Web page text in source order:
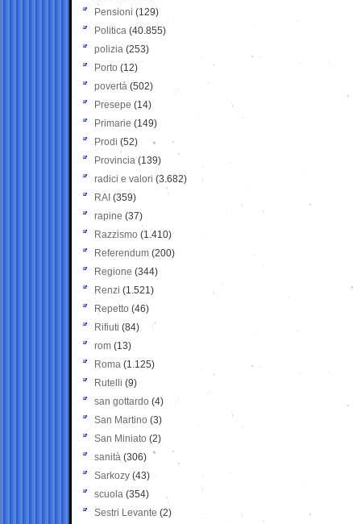
Pensioni (129)
Politica (40.855)
polizia (253)
Porto (12)
povertà (502)
Presepe (14)
Primarie (149)
Prodi (52)
Provincia (139)
radici e valori (3.682)
RAI (359)
rapine (37)
Razzismo (1.410)
Referendum (200)
Regione (344)
Renzi (1.521)
Repetto (46)
Rifiuti (84)
rom (13)
Roma (1.125)
Rutelli (9)
san gottardo (4)
San Martino (3)
San Miniato (2)
sanità (306)
Sarkozy (43)
scuola (354)
Sestri Levante (2)